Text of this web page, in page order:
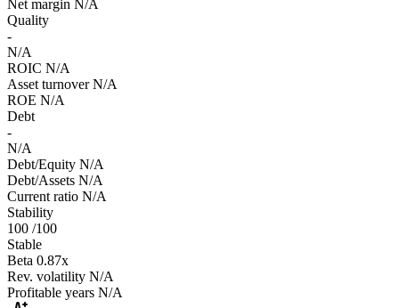
Net margin N/A
Quality
-
N/A
ROIC N/A
Asset turnover N/A
ROE N/A
Debt
-
N/A
Debt/Equity N/A
Debt/Assets N/A
Current ratio N/A
Stability
100 /100
Stable
Beta 0.87x
Rev. volatility N/A
Profitable years N/A